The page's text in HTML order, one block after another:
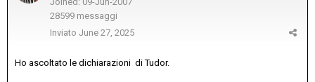
28599 messaggi
Inviato June 27, 2025
Ho ascoltato le dichiarazioni di Tudor.